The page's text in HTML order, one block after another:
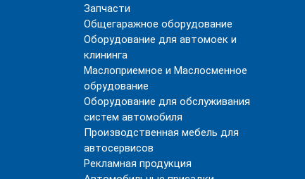
Запчасти
Общегаражное оборудование
Оборудование для автомоек и
клининга
Маслоприемное и Маслосменное
обрудование
Оборудование для обслуживания
систем автомобиля
Производственная мебель для
автосервисов
Рекламная продукция